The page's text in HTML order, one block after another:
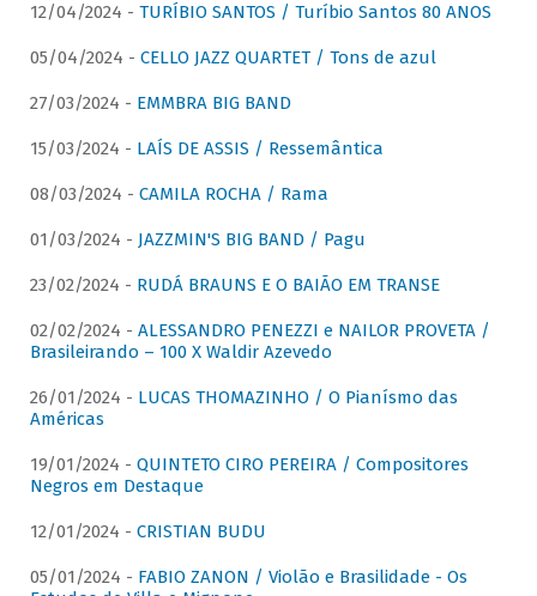
12/04/2024 - TURÍBIO SANTOS / Turíbio Santos 80 ANOS
05/04/2024 - CELLO JAZZ QUARTET / Tons de azul
27/03/2024 - EMMBRA BIG BAND
15/03/2024 - LAÍS DE ASSIS / Ressemântica
08/03/2024 - CAMILA ROCHA / Rama
01/03/2024 - JAZZMIN'S BIG BAND / Pagu
23/02/2024 - RUDÁ BRAUNS E O BAIÃO EM TRANSE
02/02/2024 - ALESSANDRO PENEZZI e NAILOR PROVETA /
Brasileirando – 100 X Waldir Azevedo
26/01/2024 - LUCAS THOMAZINHO / O Pianísmo das
Américas
19/01/2024 - QUINTETO CIRO PEREIRA / Compositores
Negros em Destaque
12/01/2024 - CRISTIAN BUDU
05/01/2024 - FABIO ZANON / Violão e Brasilidade - Os